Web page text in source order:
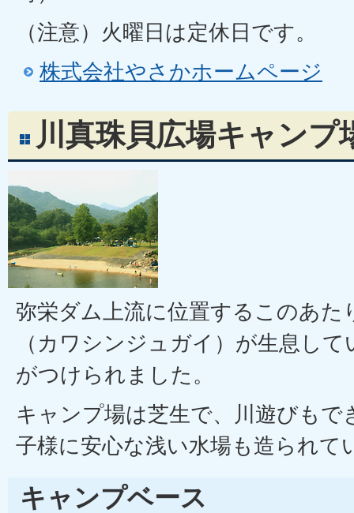
（注意）火曜日は定休日です。
株式会社やさかホームページ
川真珠貝広場キャンプ
弥栄ダム上流に位置するこのあた
（カワシンジュガイ）が生息し
がつけられました。
キャンプ場は芝生で、川遊びもで
子様に安心な浅い水場も造られて
キャンプベース